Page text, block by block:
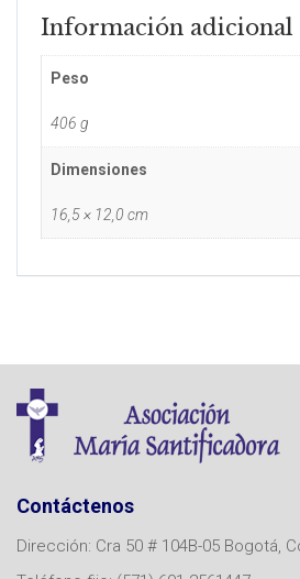
Información adicional
Peso
406 g
Dimensiones
16,5 × 12,0 cm
Contáctenos
Dirección: Cra 50 # 104B-05 Bogotá,